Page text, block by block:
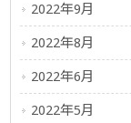
2022年9月
2022年8月
2022年6月
2022年5月